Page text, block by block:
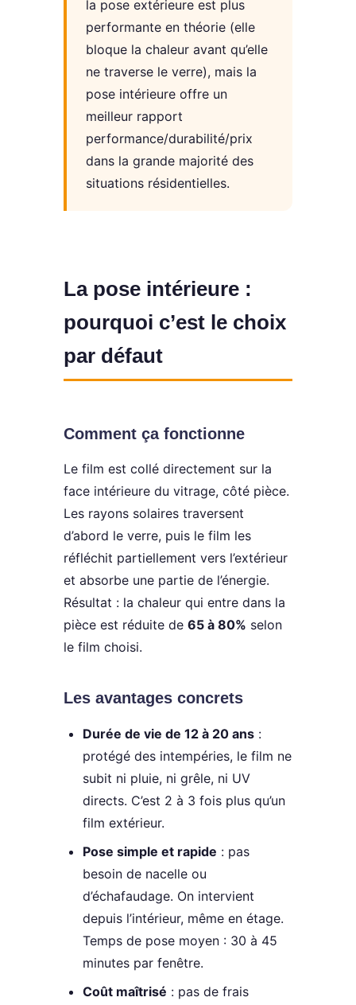
la pose extérieure est plus
performante en théorie (elle
bloque la chaleur avant qu’elle
ne traverse le verre), mais la
pose intérieure offre un
meilleur rapport
performance/durabilité/prix
dans la grande majorité des
situations résidentielles.
La pose intérieure :
pourquoi c’est le choix
par défaut
Comment ça fonctionne
Le film est collé directement sur la
face intérieure du vitrage, côté pièce.
Les rayons solaires traversent
d’abord le verre, puis le film les
réfléchit partiellement vers l’extérieur
et absorbe une partie de l’énergie.
Résultat : la chaleur qui entre dans la
pièce est réduite de 65 à 80% selon
le film choisi.
Les avantages concrets
Durée de vie de 12 à 20 ans :
protégé des intempéries, le film ne
subit ni pluie, ni grêle, ni UV
directs. C’est 2 à 3 fois plus qu’un
film extérieur.
Pose simple et rapide : pas
besoin de nacelle ou
d’échafaudage. On intervient
depuis l’intérieur, même en étage.
Temps de pose moyen : 30 à 45
minutes par fenêtre.
Coût maîtrisé : pas de frais